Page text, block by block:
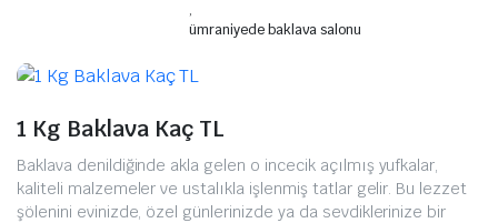
,
ümraniyede baklava salonu
1 Kg Baklava Kaç TL
Baklava denildiğinde akla gelen o incecik açılmış yufkalar,
kaliteli malzemeler ve ustalıkla işlenmiş tatlar gelir. Bu lezzet
şölenini evinizde, özel günlerinizde ya da sevdiklerinize bir